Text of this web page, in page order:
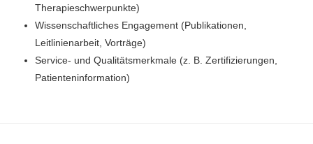
Therapieschwerpunkte)
Wissenschaftliches Engagement (Publikationen,
Leitlinienarbeit, Vorträge)
Service- und Qualitätsmerkmale (z. B. Zertifizierungen,
Patienteninformation)